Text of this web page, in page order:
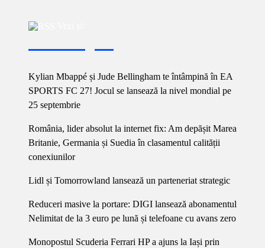
Kylian Mbappé și Jude Bellingham te întâmpină în EA
SPORTS FC 27! Jocul se lansează la nivel mondial pe
25 septembrie
România, lider absolut la internet fix: Am depășit Marea
Britanie, Germania și Suedia în clasamentul calității
conexiunilor
Lidl și Tomorrowland lansează un parteneriat strategic
Reduceri masive la portare: DIGI lansează abonamentul
Nelimitat de la 3 euro pe lună și telefoane cu avans zero
Monopostul Scuderia Ferrari HP a ajuns la Iași prin